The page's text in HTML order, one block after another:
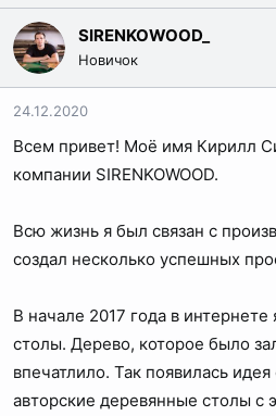
о
р
т
е
м
н
ч
а
SIRENKOWOOD_
Новичок
24.12.2020
Всем привет! Моё имя Кирилл
компании SIRENKOWOOD.
Всю жизнь я был связан с
создал несколько успешных
В начале 2017 года в интернете
столы. Дерево, которое было
впечатлило. Так появилась
авторские деревянные столы с